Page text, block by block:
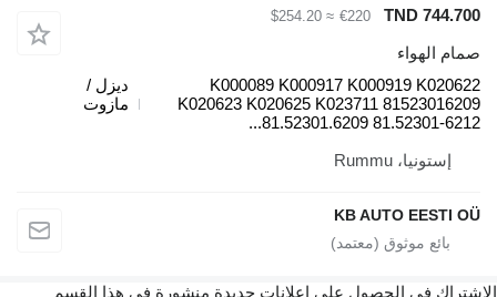
TND 744.700
€220
≈ $254.20
صمام الهواء
K000089 K000917 K000919 K020622
K020623 K020625 K023711 81523016209
81.52301.6209 81.52301-6212...
ديزل /
مازوت
إستونيا، Rummu
KB AUTO EESTI OÜ
في الحصول على إعلانات جديدة منشورة في هذا القسم